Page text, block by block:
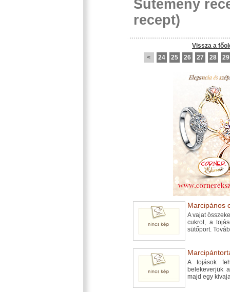
Sütemény
recept)
Vissza a
<
24 25 26 27 28 29
Marcipános
A vajat
cukrot, a
sütőport.
A tojások
belekeverjük
majd egy